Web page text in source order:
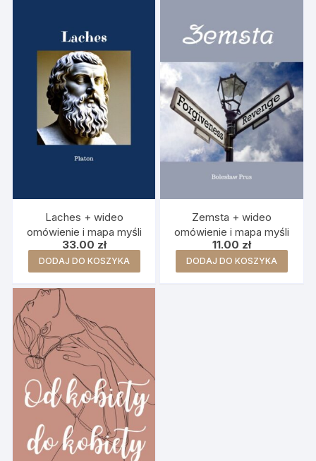
Laches + wideo
omówienie i mapa myśli
33.00 zł
DODAJ DO KOSZYKA
Zemsta + wideo
omówienie i mapa myśli
11.00 zł
DODAJ DO KOSZYKA